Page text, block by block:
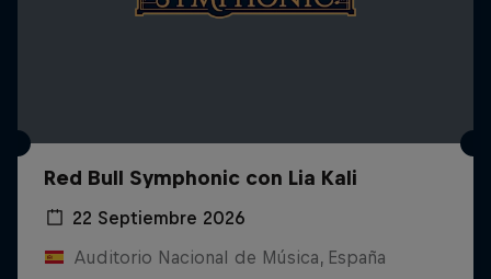
Red Bull Symphonic con Lia Kali
22 Septiembre 2026
Auditorio Nacional de Música, España